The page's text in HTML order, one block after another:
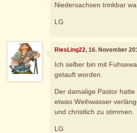
Niedersachsen trinkbar
LG
RiesLing22, 16. November
Ich selber bin mit
getauft worden.
Der damalige Pastor
etwas Weihwasser
und christlich zu stimmen.
LG